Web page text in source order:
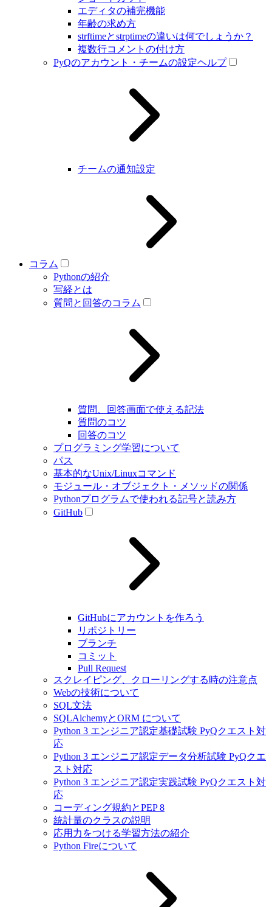
エディタの補完機能
年齢の求め方
strftimeとstrptimeの違いは何でしょうか？
複数行コメントの付け方
PyQのアカウント・チームの設定ヘルプ
チームの通知設定
コラム
Pythonの紹介
写経とは
質問と回答のコラム
質問、回答画面で使える記法
質問のコツ
回答のコツ
プログラミング学習について
パス
基本的なUnix/Linuxコマンド
モジュール・オブジェクト・メソッドの関係
Pythonプログラムで使われる記号と読み方
GitHub
GitHubにアカウントを作ろう
リポジトリー
ブランチ
コミット
Pull Request
スクレイピング、クローリングする時の注意点
Webの技術について
SQL文法
SQLAlchemyとORM について
Python 3 エンジニア認定基礎試験 PyQクエスト対
応
Python 3 エンジニア認定データ分析試験 PyQクエ
スト対応
Python 3 エンジニア認定実践試験 PyQクエスト対
応
コーディング規約とPEP 8
統計量のクラスの説明
応用力をつける学習方法の紹介
Python Fireについて